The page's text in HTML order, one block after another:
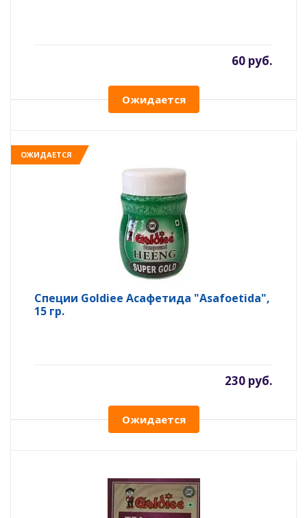
60 руб.
Ожидается
ОЖИДАЕТСЯ
Специи Goldiee Асафетида "Asafoetida",
15 гр.
230 руб.
Ожидается